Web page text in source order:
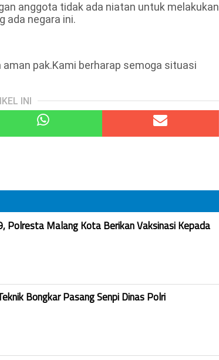
anggota tidak ada niatan untuk melakukan
ada negara ini.
pak.Kami berharap semoga situasi
INI
Polresta Malang Kota Berikan Vaksinasi Kepada
Bongkar Pasang Senpi Dinas Polri